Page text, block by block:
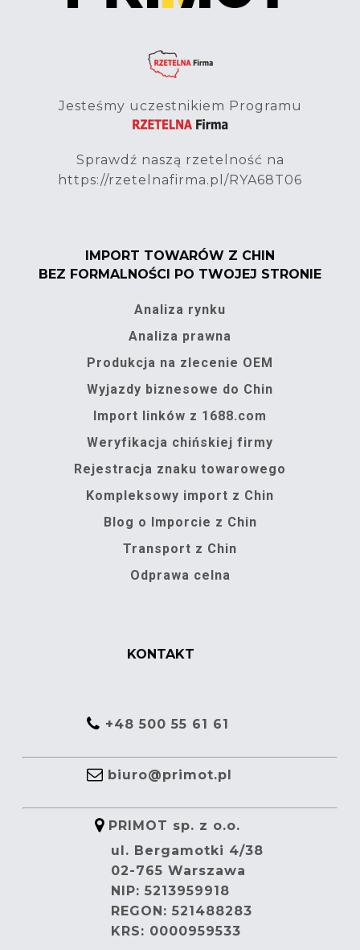
Jesteśmy uczestnikiem Programu
Sprawdź naszą rzetelność na
https://rzetelnafirma.pl/RYA68T06
IMPORT TOWARÓW Z CHIN
BEZ FORMALNOŚCI PO TWOJEJ STRONIE
Analiza rynku
Analiza prawna
Produkcja na zlecenie OEM
Wyjazdy biznesowe do Chin
Import linków z 1688.com
Weryfikacja chińskiej firmy
Rejestracja znaku towarowego
Kompleksowy import z Chin
Blog o Imporcie z Chin
Transport z Chin
Odprawa celna
KONTAKT
+48 500 55 61 61
biuro@primot.pl
PRIMOT sp. z o.o.
ul. Bergamotki 4/38
02-765 Warszawa
NIP: 5213959918
REGON: 521488283
KRS: 0000959533